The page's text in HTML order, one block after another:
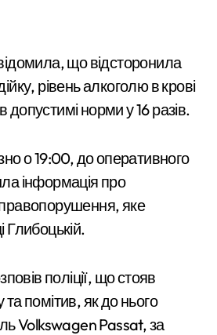
рівень алкоголю в крові
норми у 16 разів.
о 19:00, до оперативного
інформація про
яке
Глибоцькій.
поліції, що стояв
помітив, як до нього
Volkswagen Passat, за